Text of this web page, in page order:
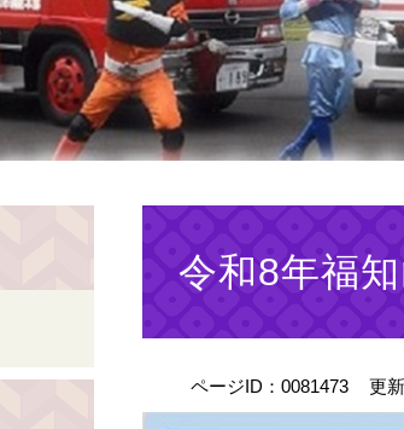
令和8年福
ページID：0081473 更